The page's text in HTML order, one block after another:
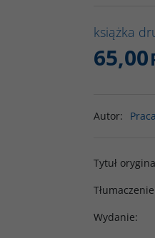
książka
65,00
Autor:
Tytuł
Tłumaczenie
Wydanie: